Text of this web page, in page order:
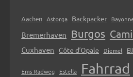
Aachen Astorga Backpacker
Bremerhaven Burgos
Cuxhaven Côte d’Opale Diemel
Ems Radweg Estella Fahrrad